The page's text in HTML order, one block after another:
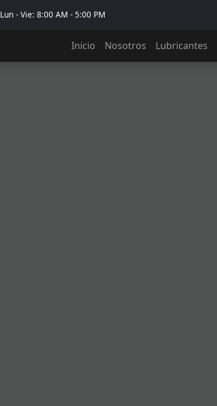
Lun - Vie: 8:00 AM - 5:00 PM
Inicio Nosotros Lubricantes